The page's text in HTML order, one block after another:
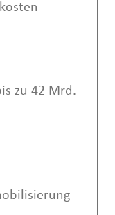
zu 42 Mrd.